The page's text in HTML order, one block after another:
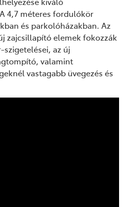
4,7 méteres fordulókör
és parkolóházakban. Az
zajcsillapító elemek fokozzák
az új
valamint
vastagabb üvegezés és